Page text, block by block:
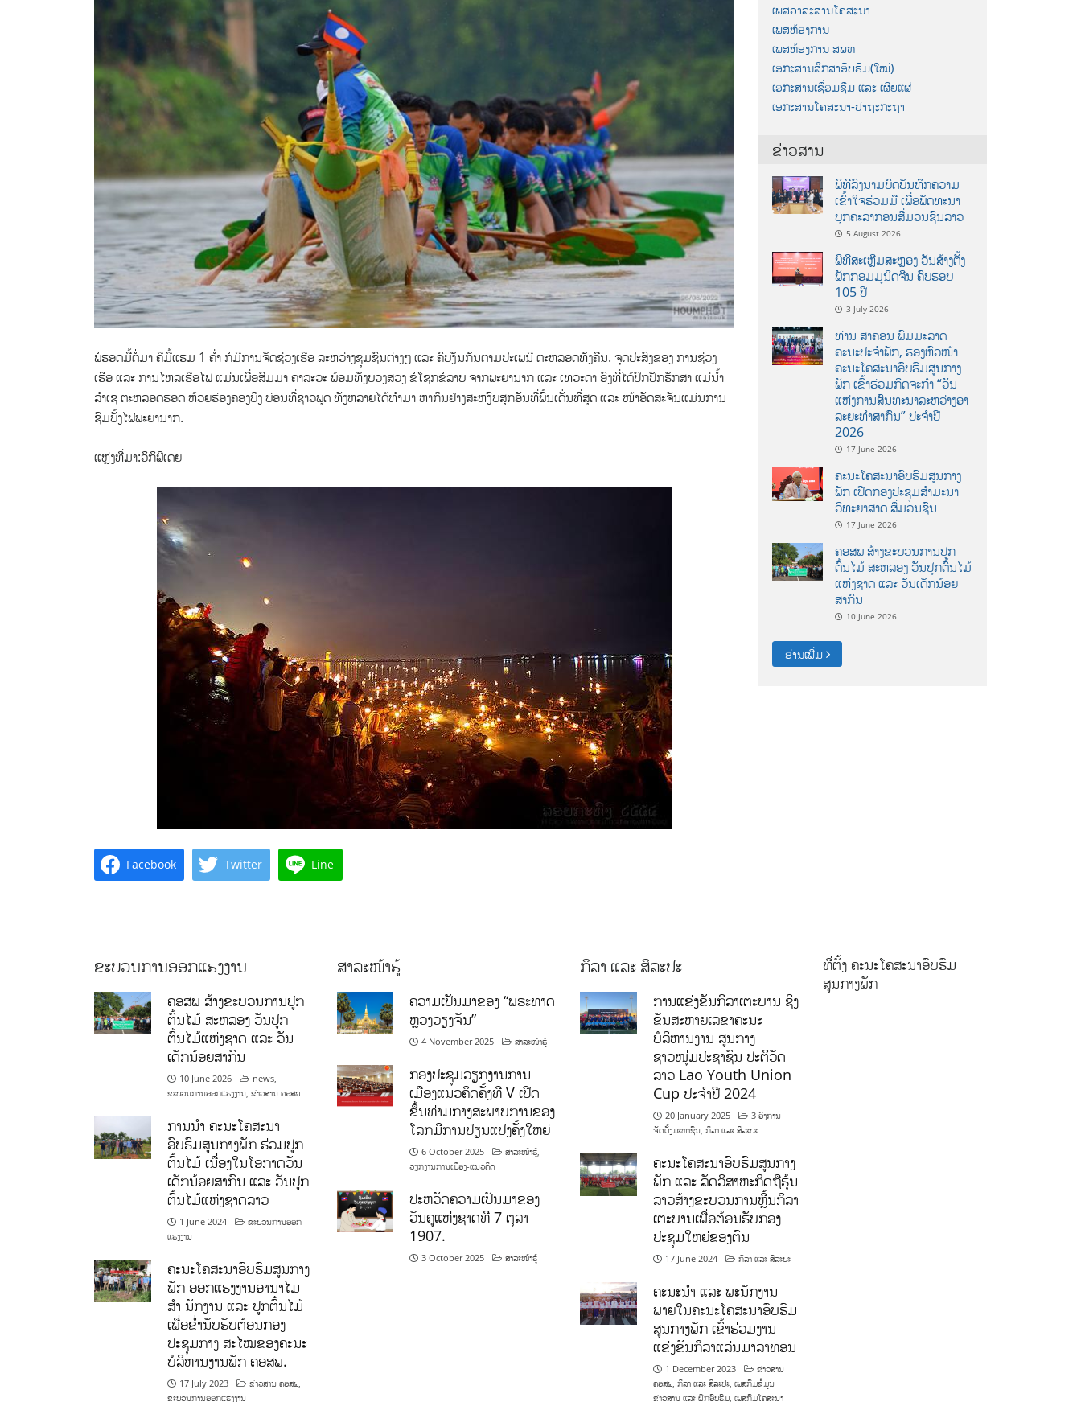
ພໍຮອດມື້ຕໍ່ມາ ຄືມື້ແຮມ 1 ຄ່ຳ ກໍມີການຈັດຊ່ວງເຮືອ ລະຫວ່າງຊຸມຊົນຕ່າງໆ ແລະ ຄົບງັນກັນຕາມປະເພນີ ຕະຫລອດທັງຄືນ. ຈຸດປະສົງຂອງ ການຊ່ວງ
ເຮືອ ແລະ ການໄຫລເຮືອໄຟ ແມ່ນເພື່ອສົມມາ ຄາລະວະ ພ້ອມທັງບວງສວງ ຂໍໂຊກຂໍລາບ ຈາກພະຍານາກ ແລະ ເທວະດາ ອົງທີ່ໄດ້ປົກປັກຮັກສາ ແມ່ນ້ຳ
ລຳເຊ ຕະຫລອດຮອດ ຫ້ວຍຮ່ອງຄອງບຶງ ບ່ອນທີ່ຊາວພຸດ ທັງຫລາຍໄດ້ທຳມາ ຫາກິນຢ່າງສະຫງົບສຸກອັນທີ່ພົ້ນເດັ່ນທີ່ສຸດ ແລະ ໜ້າອັດສະຈັນແມ່ນການ
ຊົມບັ້ງໄຟພະຍານາກ.
ແຫຼ່ງທີ່ມາ:ວິກິພີເດຍ
Facebook Twitter Line
ເພສວາລະສານໂຄສະນາ
ເພສຫ້ອງການ
ເພສຫ້ອງການ ສພທ
ເອກະສານສຶກສາອົບຮົມ(ໃໝ່)
ເອກະສານເຊື່ອມຊືມ ແລະ ເຜີຍແຜ່
ເອກະສານໂຄສະນາ-ປາຖະກະຖາ
ຂ່າວສານ
ພິທີລົງນາມບົດບັນທຶກຄວາມ
ເຂົ້າໃຈຮ່ວມມື ເພື່ອພັດທະນາ
ບຸກຄະລາກອນສື່ມວນຊົນລາວ
5 August 2026
ພິທີສະເຫຼີມສະຫຼອງ ວັນສ້າງຕັ້ງ
ພັກກອມມູນິດຈີນ ຄົບຮອບ
105 ປີ
3 July 2026
ທ່ານ ສາຄອນ ພົມມະລາດ
ຄະນະປະຈໍາພັກ, ຮອງຫົວໜ້າ
ຄະນະໂຄສະນາອົບຮົມສູນກາງ
ພັກ ເຂົ້າຮ່ວມກິດຈະກຳ “ວັນ
ແຫ່ງການສົນທະນາລະຫວ່າງອາ
ລະຍະທຳສາກົນ” ປະຈຳປີ
2026
17 June 2026
ຄະນະໂຄສະນາອົບຮົມສູນກາງ
ພັກ ເປີດກອງປະຊຸມສຳມະນາ
ວິທະຍາສາດ ສຶ່ມວນຊົນ
17 June 2026
ຄອສພ ສ້າງຂະບວນການປູກ
ຕົ້ນໄມ້ ສະຫລອງ ວັນປູກຕົ້ນໄມ້
ແຫ່ງຊາດ ແລະ ວັນເດັກນ້ອຍ
ສາກົນ
10 June 2026
ອ່ານເພີ່ມ
ຂະບວນການອອກແຮງງານ
ຄອສພ ສ້າງຂະບວນການປູກ
ຕົ້ນໄມ້ ສະຫລອງ ວັນປູກ
ຕົ້ນໄມ້ແຫ່ງຊາດ ແລະ ວັນ
ເດັກນ້ອຍສາກົນ
10 June 2026 news,
ຂະບວນການອອກແຮງງານ, ຂ່າວສານ ຄອສພ
ການນໍາ ຄະນະໂຄສະນາ
ອົບຮົມສູນກາງພັກ ຮ່ວມປູກ
ຕົ້ນໄມ້ ເນື່ອງໃນໂອກາດວັນ
ເດັກນ້ອຍສາກົນ ແລະ ວັນປູກ
ຕົ້ນໄມ້ແຫ່ງຊາດລາວ
1 June 2024
ຂະບວນການອອກ
ແຮງງານ
ຄະນະໂຄສະນາອົບຮົມສູນກາງ
ພັກ ອອກແຮງງານອານາໄມ
ສໍາ ນັກງານ ແລະ ປູກຕົ້ນໄມ້
ເພື່ອຂໍ່ານັບຮັບຕ້ອນກອງ
ປະຊຸມກາງ ສະໄໝຂອງຄະນະ
ບໍລິຫານງານພັກ ຄອສພ.
17 July 2023 ຂ່າວສານ ຄອສພ,
ຂະບວນການອອກແຮງງານ
ສາລະໜ້າຮູ້
ຄວາມເປັນມາຂອງ “ພຣະທາດ
ຫຼວງວຽງຈັນ”
4 November 2025 ສາລະໜ້າຮູ້
ກອງປະຊຸມວຽກງານການ
ເມືອງແນວຄິດຄັ້ງທີ V ເປີດ
ຂຶ້ນທ່າມກາງສະພາບການຂອງ
ໂລກມີການປ່ຽນແປງຄັ້ງໃຫຍ່
6 October 2025 ສາລະໜ້າຮູ້,
ວຽກງານການເມືອງ-ແນວຄິດ
ປະຫວັດຄວາມເປັນມາຂອງ
ວັນຄູແຫ່ງຊາດທີ 7 ຕຸລາ
1907.
3 October 2025 ສາລະໜ້າຮູ້
ກິລາ ແລະ ສິລະປະ
ການແຂ່ງຂັນກິລາເຕະບານ ຊິງ
ຂັນສະຫາຍເລຂາຄະນະ
ບໍລິຫານງານ ສູນກາງ
ຊາວໜຸ່ມປະຊາຊົນ ປະຕິວັດ
ລາວ Lao Youth Union
Cup ປະຈຳປີ 2024
20 January 2025
3 ອົງການ
ຈັດຕັ້ງມະຫາຊົນ, ກິລາ ແລະ ສິລະປະ
ຄະນະໂຄສະນາອົບຮົມສູນກາງ
ພັກ ແລະ ລັດວິສາຫະກິດຖືຮຸ້ນ
ລາວສ້າງຂະບວນການຫຼີ້ນກິລາ
ເຕະບານເພື່ອຕ້ອນຮັບກອງ
ປະຊຸມໃຫຍ່ຂອງຕົນ
17 June 2024 ກິລາ ແລະ ສິລະປະ
ຄະນະນຳ ແລະ ພະນັກງານ
ພາຍໃນຄະນະໂຄສະນາອົບຮົມ
ສູນກາງພັກ ເຂົ້າຮ່ວມງານ
ແຂ່ງຂັນກິລາແລ່ນມາລາທອນ
1 December 2023
ຂ່າວສານ
ຄອສພ, ກິລາ ແລະ ສິລະປະ, ເພສກົມຂໍ້ມູນ
ຂ່າວສານ ແລະ ຝຶກອົບຮົມ, ເພສກົມໂຄສະນາ
ທີ່ຕັ້ງ ຄະນະໂຄສະນາອົບຮົມ
ສູນກາງພັກ